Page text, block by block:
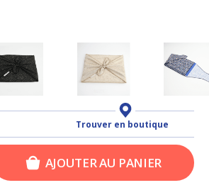
Trouver en boutique
AJOUTER AU PANIER